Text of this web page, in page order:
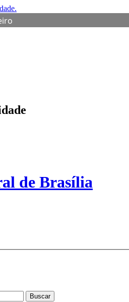
de Brasília
Buscar